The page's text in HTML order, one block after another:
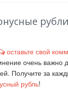
оставьте свой
очень важно
Получите за
рубль!